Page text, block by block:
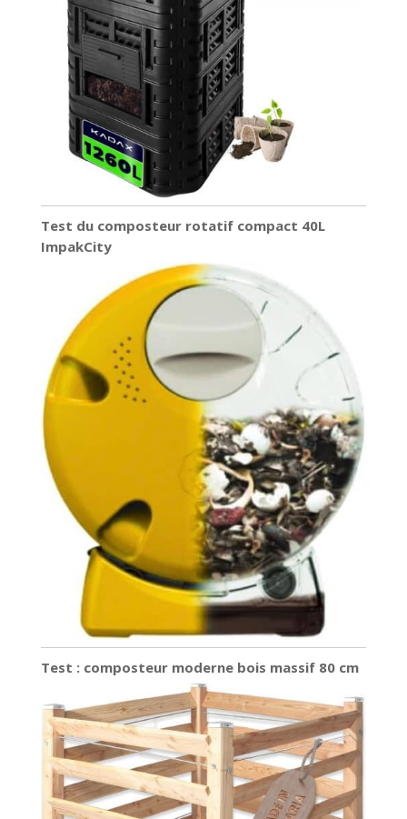
Test du composteur rotatif compact 40L
ImpakCity
Test : composteur moderne bois massif 80 cm